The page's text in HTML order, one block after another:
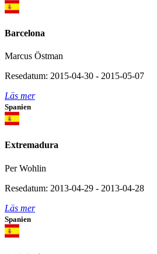
Barcelona
Marcus Östman
Resedatum: 2015-04-30 - 2015-05-07
Läs mer
Spanien
Extremadura
Per Wohlin
Resedatum: 2013-04-29 - 2013-04-28
Läs mer
Spanien